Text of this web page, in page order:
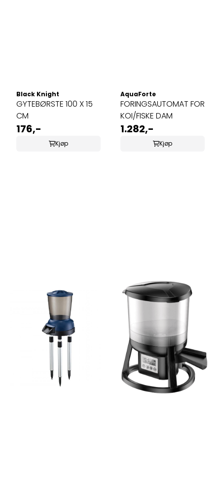
Black Knight
GYTEBØRSTE 100 X 15
CM
176,-
Kjøp
AquaForte
FORINGSAUTOMAT FOR
KOI/FISKE DAM
1.282,-
Kjøp